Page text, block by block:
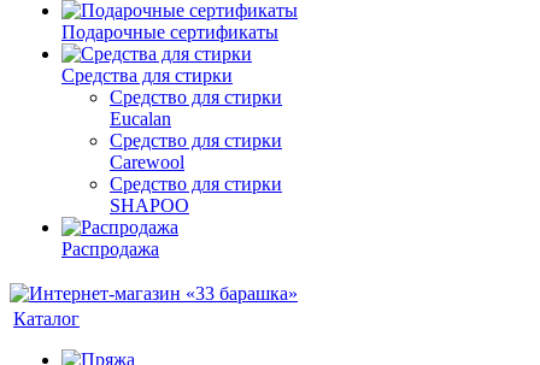
Подарочные сертификаты
Средства для стирки
Средство для стирки
Eucalan
Средство для стирки
Carewool
Средство для стирки
SHAPOO
Распродажа
Каталог